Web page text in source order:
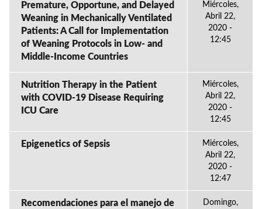
Premature, Opportune, and Delayed
Weaning in Mechanically Ventilated
Patients: A Call for Implementation
of Weaning Protocols in Low- and
Middle-Income Countries
Miércoles,
Abril 22,
2020 -
12:45
Nutrition Therapy in the Patient
with COVID-19 Disease Requiring
ICU Care
Miércoles,
Abril 22,
2020 -
12:45
Epigenetics of Sepsis
Miércoles,
Abril 22,
2020 -
12:47
Recomendaciones para el manejo de
Domingo,